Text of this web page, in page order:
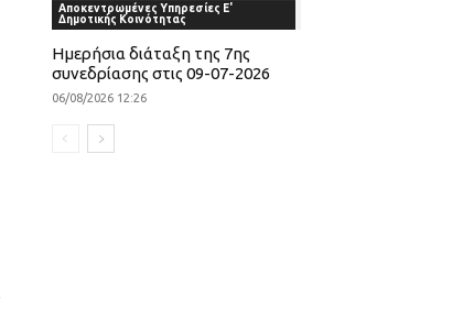
Αποκεντρωμένες Υπηρεσίες Ε'
Δημοτικής Κοινότητας
Ημερήσια διάταξη της 7ης
συνεδρίασης στις 09-07-2026
06/08/2026 12:26